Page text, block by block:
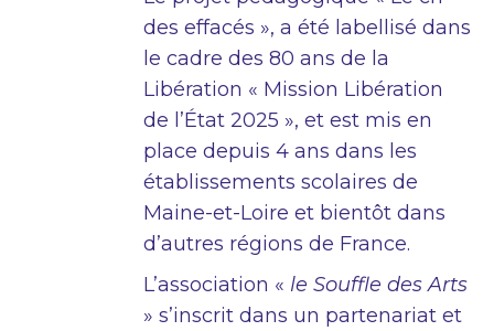
des effacés », a été labellisé dans
le cadre des 80 ans de la
Libération « Mission Libération
de l’État 2025 », et est mis en
place depuis 4 ans dans les
établissements scolaires de
Maine-et-Loire et bientôt dans
d’autres régions de France.
L’association « le Souffle des Arts
» s’inscrit dans un partenariat et